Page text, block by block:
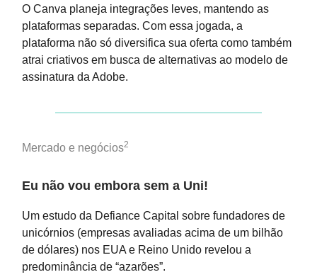
O Canva planeja integrações leves, mantendo as
plataformas separadas. Com essa jogada, a
plataforma não só diversifica sua oferta como também
atrai criativos em busca de alternativas ao modelo de
assinatura da Adobe.
Mercado e negócios2
Eu não vou embora sem a Uni!
Um estudo da Defiance Capital sobre fundadores de
unicórnios (empresas avaliadas acima de um bilhão
de dólares) nos EUA e Reino Unido revelou a
predominância de “azarões”.